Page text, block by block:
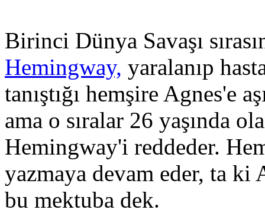
Birinci Dünya Savaşı
Hemingway, yaralanıp
tanıştığı hemşire Agnes'e
ama o sıralar 26 yaşında
Hemingway'i reddeder.
yazmaya devam eder, ta
bu mektuba dek.